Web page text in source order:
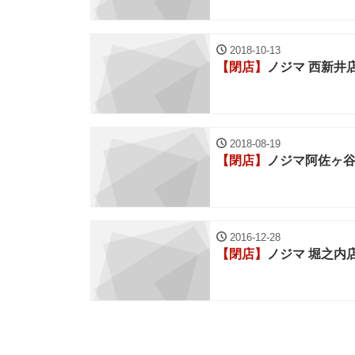
2018-10-13
【閉店】 ノジマ 西新井
2018-08-19
【閉店】 ノジマ阿佐ヶ
2016-12-28
【閉店】 ノジマ 堀之内